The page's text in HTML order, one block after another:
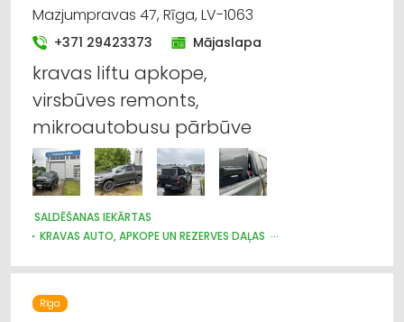
Mazjumpravas 47, Rīga, LV-1063
+371 29423373 Mājaslapa
kravas liftu apkope,
virsbūves remonts,
mikroautobusu pārbūve
SALDĒŠANAS IEKĀRTAS
KRAVAS AUTO, APKOPE UN REZERVES DAĻAS
KRAVU PĀRVADĀJUMI: AUTO
AUTOTRANSPORTS
DZINĒJI, MOTORI, TO REMONTS
AUTO REZERVES DAĻU TIRDZNIECĪBA
Rīga